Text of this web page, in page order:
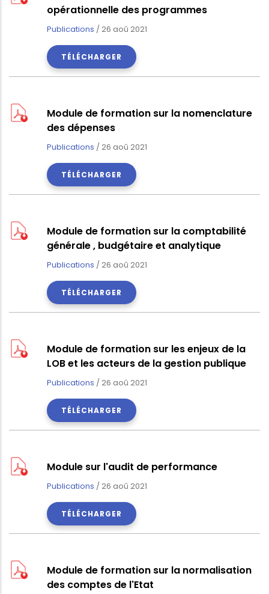
opérationnelle des programmes
Publications /26 aoû 2021
TÉLÉCHARGER
Module de formation sur la nomenclature
des dépenses
Publications /26 aoû 2021
TÉLÉCHARGER
Module de formation sur la comptabilité
générale , budgétaire et analytique
Publications /26 aoû 2021
TÉLÉCHARGER
Module de formation sur les enjeux de la
LOB et les acteurs de la gestion publique
Publications /26 aoû 2021
TÉLÉCHARGER
Module sur l'audit de performance
Publications /26 aoû 2021
TÉLÉCHARGER
Module de formation sur la normalisation
des comptes de l'Etat